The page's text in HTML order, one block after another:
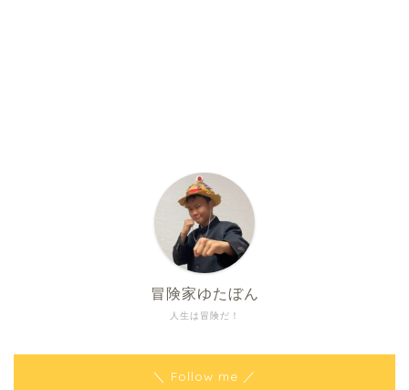
人生は冒険だ！
冒険家ゆたぼん
＼ Follow me ／